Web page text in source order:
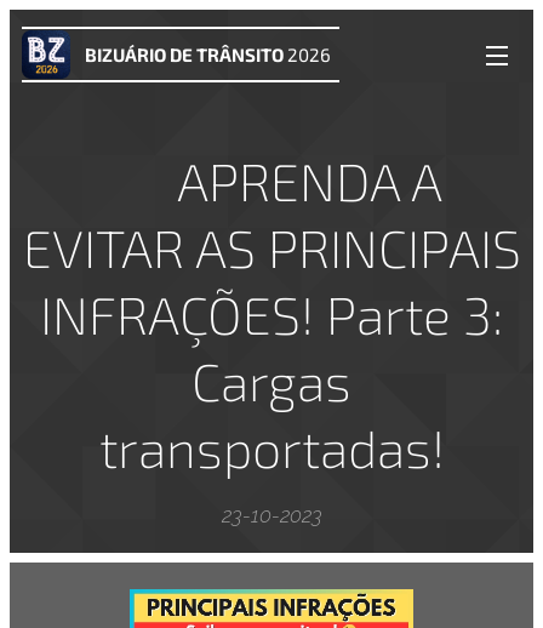
BIZUÁRIO DE TRÂNSITO 2026
⚠️ APRENDA A
EVITAR AS PRINCIPAIS
INFRAÇÕES! Parte 3:
Cargas
transportadas!
23-10-2023